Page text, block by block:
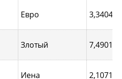
Евро 3,3404
Злотый 7,4901
Иена 2,1071